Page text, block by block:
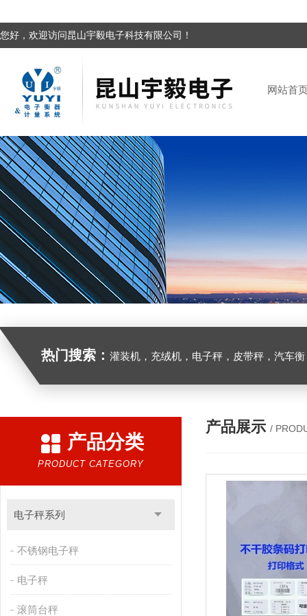
您好，欢迎访问昆山宇毅电子科技有限公司！
网站首
热门搜索： 灌装机，充绒机，电子秤，皮带秤，汽车
产品分类
PRODUCT CATEGORY
电子秤系列
不锈钢电子秤
电子秤
滚筒台秤
产品展示 /